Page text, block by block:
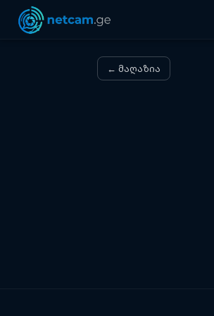
← მაღაზია